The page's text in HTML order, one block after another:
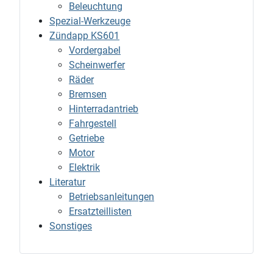
Beleuchtung
Spezial-Werkzeuge
Zündapp KS601
Vordergabel
Scheinwerfer
Räder
Bremsen
Hinterradantrieb
Fahrgestell
Getriebe
Motor
Elektrik
Literatur
Betriebsanleitungen
Ersatzteillisten
Sonstiges